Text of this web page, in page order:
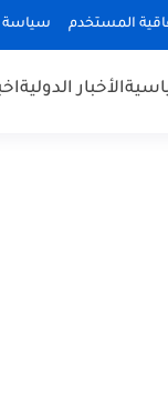
المستخدم سياسة
الأخبار الدولية